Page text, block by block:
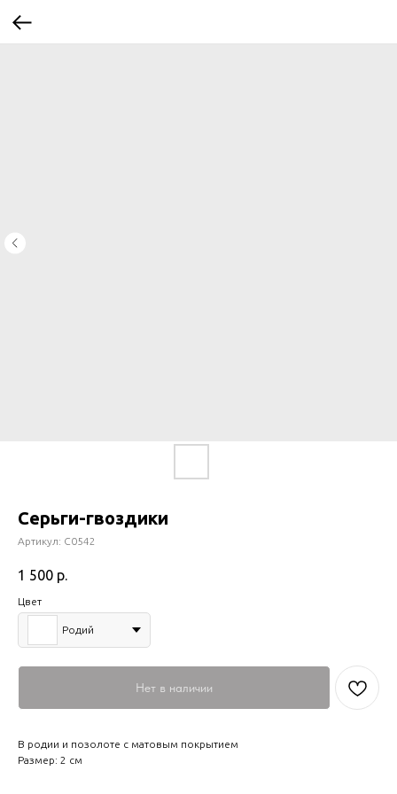
Серьги-гвоздики
Артикул: С0542
1 500 р.
Цвет
Родий
Нет в наличии
В родии и позолоте с матовым покрытием
Размер: 2 см